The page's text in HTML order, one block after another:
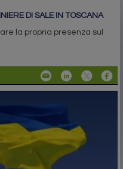
DI SALE IN TOSCANA
la propria presenza sul